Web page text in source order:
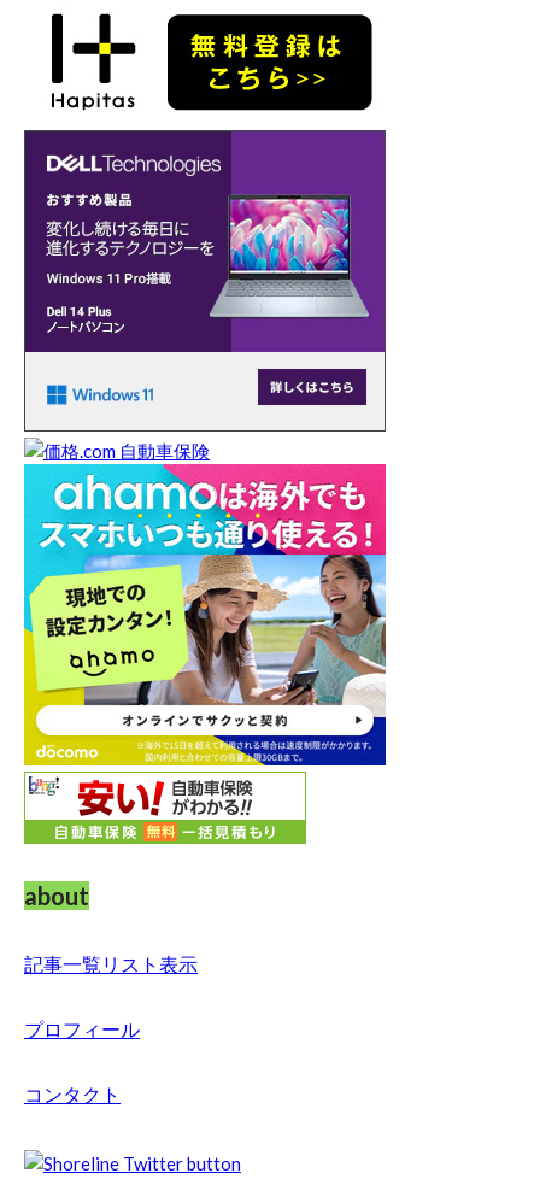
about
記事一覧リスト表示
プロフィール
コンタクト